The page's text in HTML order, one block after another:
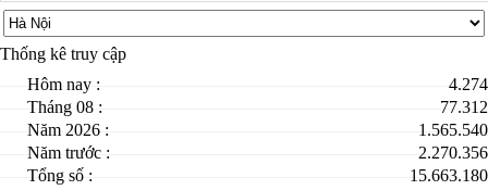
Thống kê truy cập
Hôm nay :
4.274
Tháng 08 :
77.312
Năm 2026 :
1.565.540
Năm trước :
2.270.356
Tổng số :
15.663.180